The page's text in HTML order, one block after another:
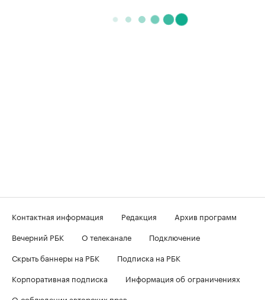
Контактная информация Редакция
Архив программ
Вечерний РБК
О телеканале
Подключение
Скрыть баннеры на РБК
Подписка на РБК
Корпоративная подписка
Информация об ограничениях